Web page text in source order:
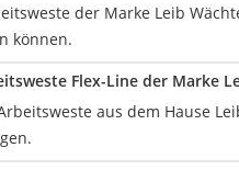
der Marke Leib
können.
Flex-Line der Marke
aus dem Hause